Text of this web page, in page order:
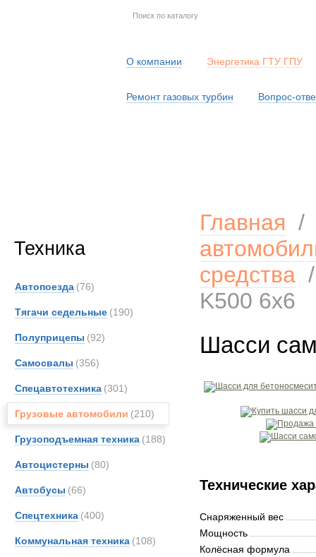
О компании Энергетика ГТУ ГПУ
Ремонт газовых турбин Вопрос-
Техника
Автопоезда (76)
Тягачи седельные (190)
Полуприцепы (92)
Самосвалы (356)
Спецавтотехника (301)
Грузовые автомобили (210)
Грузоподъемная техника (188)
Автоцистерны (80)
Автобусы (66)
Спецтехника (400)
Коммунальная техника (108)
Главная
средства
K500 6x6
Шасси
Технические
Снаряженный вес
Мощность
Колёсная формула